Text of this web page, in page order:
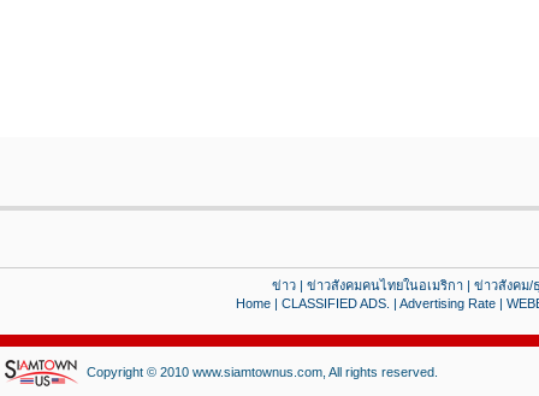
ข่าว| ข่าวสังคมคนไทยในอเมริกา| ข่าวสังคม/
Home| CLASSIFIED ADS. Advertising Rate|
Copyright © 2010 www.siamtownus.com, All rights reserved.